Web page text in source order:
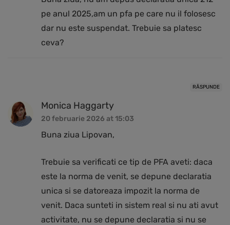
pe anul 2025,am un pfa pe care nu il folosesc
dar nu este suspendat. Trebuie sa platesc
ceva?
RĂSPUNDE
Monica Haggarty
20 februarie 2026 at 15:03
Buna ziua Lipovan,
Trebuie sa verificati ce tip de PFA aveti: daca
este la norma de venit, se depune declaratia
unica si se datoreaza impozit la norma de
venit. Daca sunteti in sistem real si nu ati avut
activitate, nu se depune declaratia si nu se